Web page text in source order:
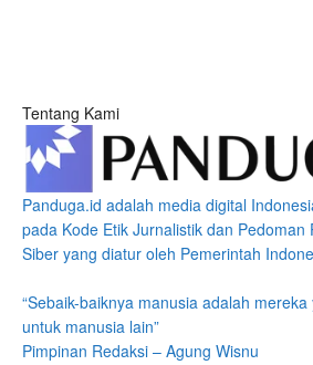
Tentang Kami
Panduga.id adalah media digital
pada Kode Etik Jurnalistik dan Pedoman
Siber yang diatur oleh Pemerintah
“Sebaik-baiknya manusia adalah
untuk manusia lain”
Pimpinan Redaksi – Agung Wisnu